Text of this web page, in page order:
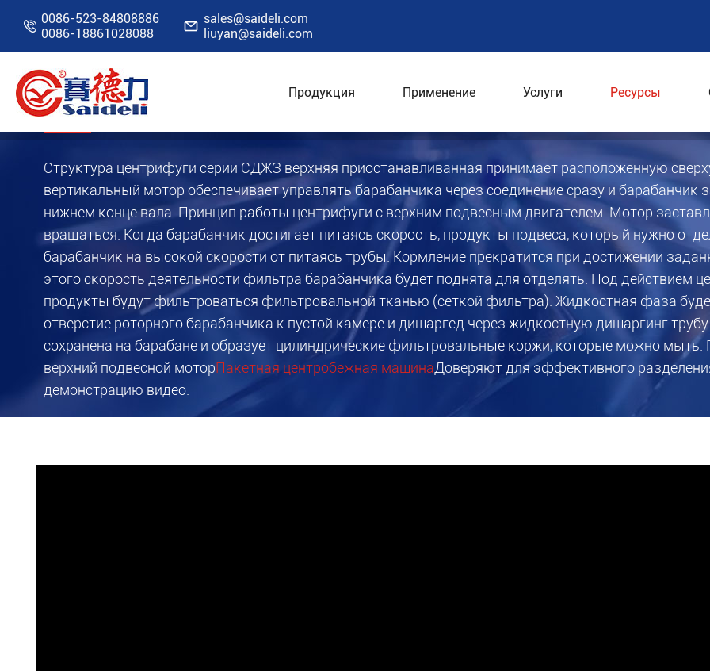
 0086-523-84808886
0086-18861028088
 sales@saideli.com
liuyan@saideli.com
Продукция Применение Услуги Ресурсы
Главная Ресурсы
ЦЕНТРИФУГА XJZ С ВЕРХНЕЙ ПОДВЕСКОЙ
Структура центрифуги серии СДЖЗ верхняя приостанавливанная принимает расположенную
вертикальный мотор обеспечивает управлять барабанчика через соединение сразу и барабанчик
нижнем конце вала. Принцип работы центрифуги с верхним подвесным двигателем. Мотор
вращаться. Когда барабанчик достигает питаясь скорость, продукты подвеса, который нужно
барабанчик на высокой скорости от питаясь трубы. Кормление прекратится при достижении
этого скорость деятельности фильтра барабанчика будет поднята для отделять. Под действием
продукты будут фильтроваться фильтровальной тканью (сеткой фильтра). Жидкостная фаза
отверстие роторного барабанчика к пустой камере и дишаргед через жидкостную дишаргинг
сохранена на барабане и образует цилиндрические фильтровальные коржи, которые можно мыть.
верхний подвесной моторПакетная центробежная машинаДоверяют для эффективного
демонстрацию видео.